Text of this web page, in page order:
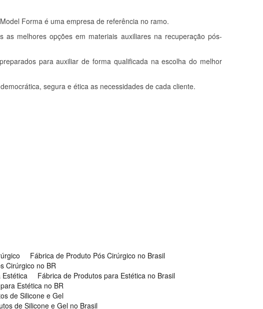
Forma é uma empresa de referência no ramo.
melhores opções em materiais auxiliares na recuperação pós-
para auxiliar de forma qualificada na escolha do melhor
segura e ética as necessidades de cada cliente.
Fábrica de Produto Pós Cirúrgico no Brasil
Cirúrgico no BR
Fábrica de Produtos para Estética no Brasil
Estética no BR
de Silicone e Gel
de Silicone e Gel no Brasil